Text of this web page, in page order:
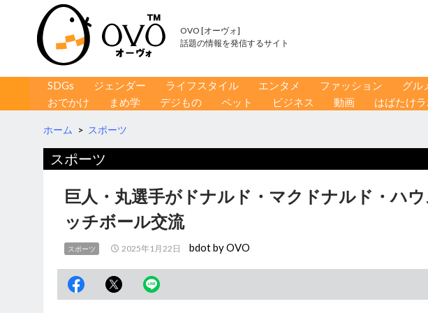
OVO [オーヴォ]
話題の情報を発信するサイト
コンテンツへ移動
SDGs ジェンダー ライフスタイル エンタメ ファッション グル
おでかけ
まめ学 デジもの ペット ビジネス 動画 はばたけ
ホーム > スポーツ
スポーツ
巨人・丸選手がドナルド・マクドナルド・ハ
ッチボール交流
スポーツ 2025年1月22日 bdot by OVO